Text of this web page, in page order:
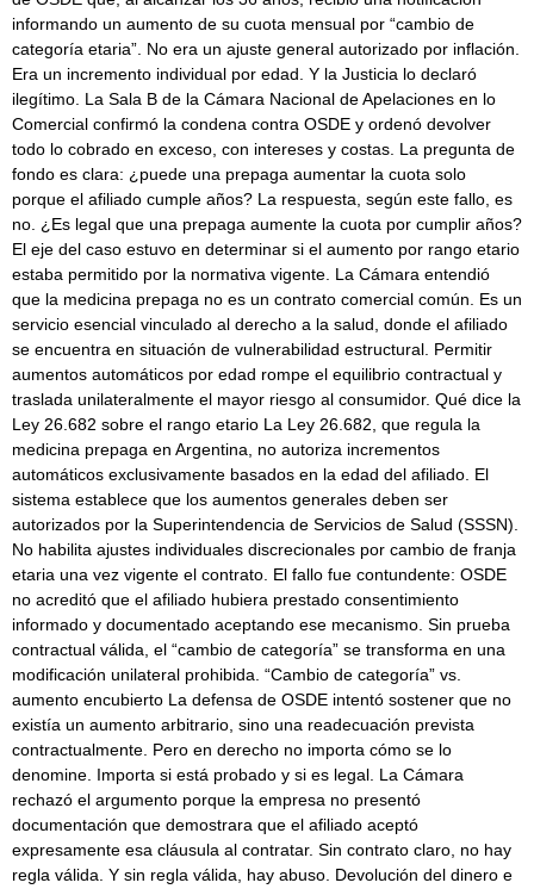
informando un aumento de su cuota mensual por “cambio de
categoría etaria”. No era un ajuste general autorizado por inflación.
Era un incremento individual por edad. Y la Justicia lo declaró
ilegítimo. La Sala B de la Cámara Nacional de Apelaciones en lo
Comercial confirmó la condena contra OSDE y ordenó devolver
todo lo cobrado en exceso, con intereses y costas. La pregunta de
fondo es clara: ¿puede una prepaga aumentar la cuota solo
porque el afiliado cumple años? La respuesta, según este fallo, es
no. ¿Es legal que una prepaga aumente la cuota por cumplir años?
El eje del caso estuvo en determinar si el aumento por rango etario
estaba permitido por la normativa vigente. La Cámara entendió
que la medicina prepaga no es un contrato comercial común. Es un
servicio esencial vinculado al derecho a la salud, donde el afiliado
se encuentra en situación de vulnerabilidad estructural. Permitir
aumentos automáticos por edad rompe el equilibrio contractual y
traslada unilateralmente el mayor riesgo al consumidor. Qué dice la
Ley 26.682 sobre el rango etario La Ley 26.682, que regula la
medicina prepaga en Argentina, no autoriza incrementos
automáticos exclusivamente basados en la edad del afiliado. El
sistema establece que los aumentos generales deben ser
autorizados por la Superintendencia de Servicios de Salud (SSSN).
No habilita ajustes individuales discrecionales por cambio de franja
etaria una vez vigente el contrato. El fallo fue contundente: OSDE
no acreditó que el afiliado hubiera prestado consentimiento
informado y documentado aceptando ese mecanismo. Sin prueba
contractual válida, el “cambio de categoría” se transforma en una
modificación unilateral prohibida. “Cambio de categoría” vs.
aumento encubierto La defensa de OSDE intentó sostener que no
existía un aumento arbitrario, sino una readecuación prevista
contractualmente. Pero en derecho no importa cómo se lo
denomine. Importa si está probado y si es legal. La Cámara
rechazó el argumento porque la empresa no presentó
documentación que demostrara que el afiliado aceptó
expresamente esa cláusula al contratar. Sin contrato claro, no hay
regla válida. Y sin regla válida, hay abuso. Devolución del dinero e